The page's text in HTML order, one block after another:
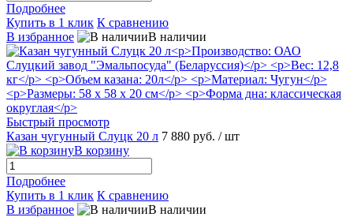
Подробнее
Купить в 1 клик К сравнению
В избранное
В наличии
Быстрый просмотр
Казан чугунный Слуцк 20 л 7 880 руб. / шт
В корзину
Подробнее
Купить в 1 клик К сравнению
В избранное
В наличии